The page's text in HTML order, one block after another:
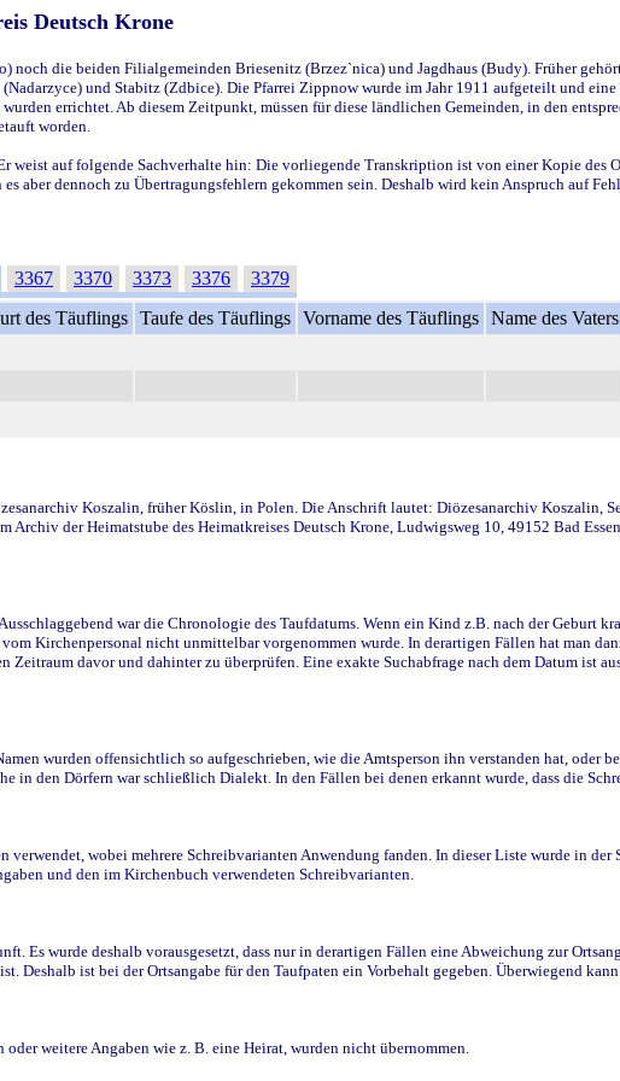
Deutsch Krone
die beiden Filialgemeinden Briesenitz (Brzez`nica) und Jagdhaus (Budy). Früher
und Stabitz (Zdbice). Die Pfarrei Zippnow wurde im Jahr 1911 aufgeteilt und
errichtet. Ab diesem Zeitpunkt, müssen für diese ländlichen Gemeinden, in den
worden.
weist auf folgende Sachverhalte hin: Die vorliegende Transkription ist von einer Kopie
aber dennoch zu Übertragungsfehlern gekommen sein. Deshalb wird kein Anspruch auf
3367 3370 3373 3376
3379
des Täuflings Taufe des Täuflings Vorname des Täuflings Name des Vaters
Koszalin, früher Köslin, in Polen. Die Anschrift lautet: Diözesanarchiv Koszalin,
Archiv der Heimatstube des Heimatkreises Deutsch Krone, Ludwigsweg 10, 49152 Bad
war die Chronologie des Taufdatums. Wenn ein Kind z.B. nach der Geburt
Kirchenpersonal nicht unmittelbar vorgenommen wurde. In derartigen Fällen hat man
davor und dahinter zu überprüfen. Eine exakte Suchabfrage nach dem Datum ist
wurden offensichtlich so aufgeschrieben, wie die Amtsperson ihn verstanden hat, oder
in den Dörfern war schließlich Dialekt. In den Fällen bei denen erkannt wurde, dass die
wobei mehrere Schreibvarianten Anwendung fanden. In dieser Liste wurde in
und den im Kirchenbuch verwendeten Schreibvarianten.
Es wurde deshalb vorausgesetzt, dass nur in derartigen Fällen eine Abweichung zur
Deshalb ist bei der Ortsangabe für den Taufpaten ein Vorbehalt gegeben. Überwiegend
weitere Angaben wie z. B. eine Heirat, wurden nicht übernommen.